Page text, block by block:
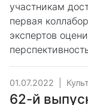
участникам
первая
экспертов
01.07.2022
62-й